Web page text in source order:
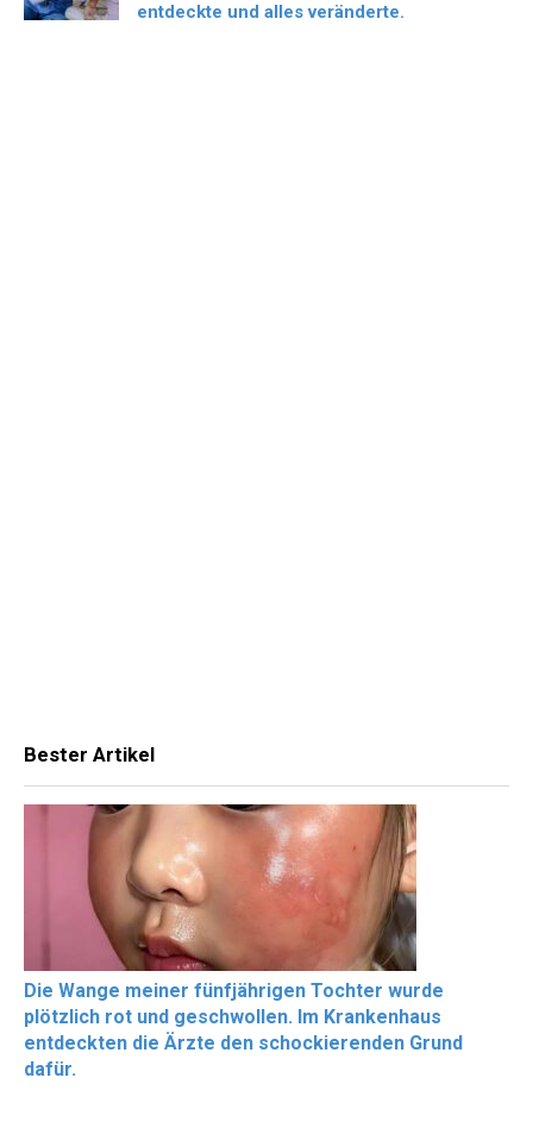
entdeckte und alles veränderte.
Bester Artikel
Die Wange meiner fünfjährigen Tochter wurde
plötzlich rot und geschwollen. Im Krankenhaus
entdeckten die Ärzte den schockierenden Grund
dafür.